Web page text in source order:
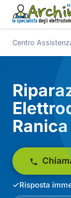
Centro
Ranica
Risposta